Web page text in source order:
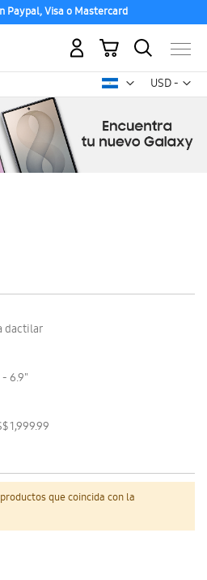
Paypal, Visa o Mastercard
USD -
dólar
Mi carrito
que coincida con la
dactilar
6.9"
1,999.99